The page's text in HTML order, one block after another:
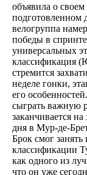
объявила о
подготовленном
велогруппа
победы в
универсальных
классификация
стремится
неделе гонки,
его
сыграть важную
заканчивается
дня в Мур-де-
Брок смог занять
классификации
как одного из
что он уже